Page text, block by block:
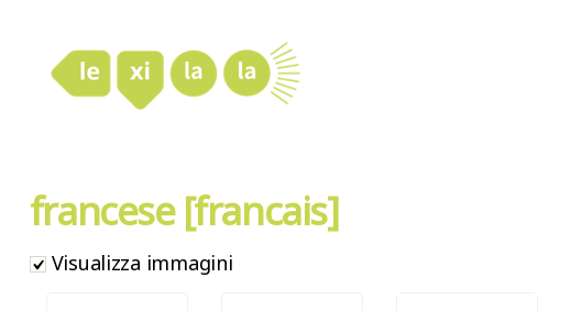
francese [francais]
Visualizza immagini